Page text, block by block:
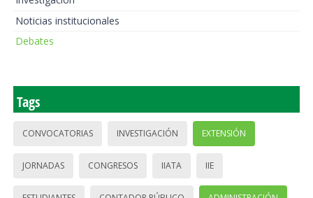
Noticias institucionales
Debates
Tags
CONVOCATORIAS INVESTIGACIÓN EXTENSIÓN
JORNADAS CONGRESOS IIATA IIE